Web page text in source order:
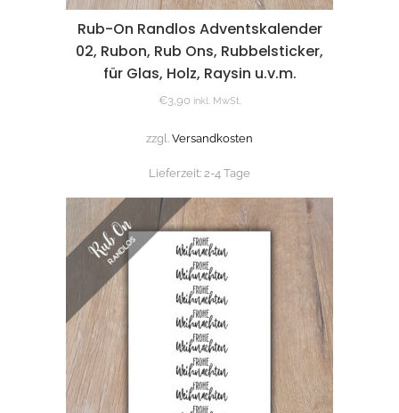
Rub-On Randlos Adventskalender
02, Rubon, Rub Ons, Rubbelsticker,
für Glas, Holz, Raysin u.v.m.
€3,90 inkl. MwSt.
zzgl. Versandkosten
Lieferzeit: 2-4 Tage